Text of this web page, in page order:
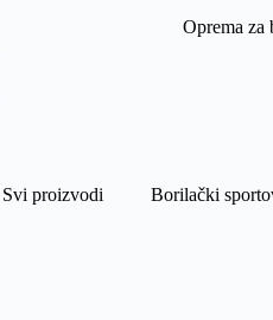
Oprema za
Svi proizvodi Borilački